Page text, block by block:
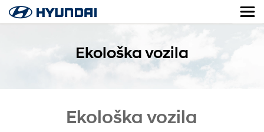
Ekološka vozila
Ekološka vozila